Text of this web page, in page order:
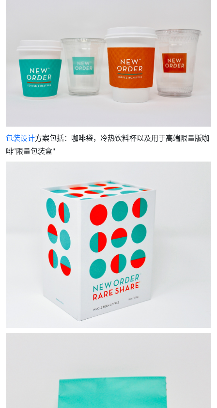
包装设计方案包括：咖啡袋，冷热饮料杯以及用于高端限量版咖
啡“限量包装盒"